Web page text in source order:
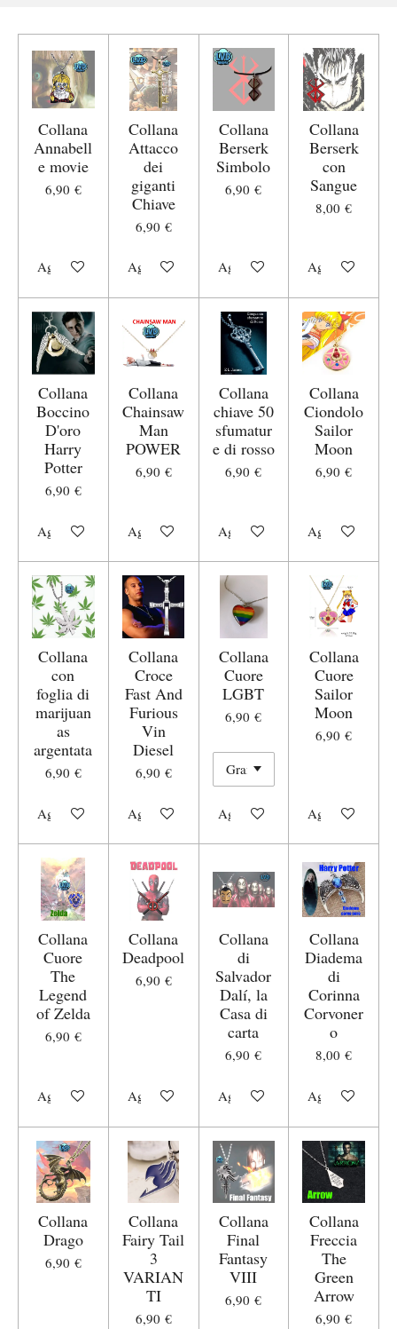
Collana
Annabell
e movie
6,90 €
Aggiungi al carrello
Collana
Attacco
dei
giganti
Chiave
6,90 €
Aggiungi al carrello
Collana
Berserk
Simbolo
6,90 €
Aggiungi al carrello
Collana
Berserk
con
Sangue
8,00 €
Aggiungi al
Collana
Boccino
D'oro
Harry
Potter
6,90 €
Aggiungi al carrello
Collana
Chainsaw
Man
POWER
6,90 €
Aggiungi al carrello
Collana
chiave 50
sfumatur
e di rosso
6,90 €
Aggiungi al carrello
Collana
Ciondolo
Sailor
Moon
6,90 €
Aggiungi al
Collana
con
foglia di
marijuan
as
argentata
6,90 €
Aggiungi al carrello
Collana
Croce
Fast And
Furious
Vin
Diesel
6,90 €
Aggiungi al carrello
Collana
Cuore
LGBT
6,90 €
Aggiungi al carrello
Collana
Cuore
Sailor
Moon
6,90 €
Aggiungi al
Collana
Cuore
The
Legend
of Zelda
6,90 €
Aggiungi al carrello
Collana
Deadpool
6,90 €
Aggiungi al carrello
Collana
di
Salvador
Dalí, la
Casa di
carta
6,90 €
Aggiungi al carrello
Collana
Diadema
di
Corinna
Corvoner
o
8,00 €
Aggiungi al
Collana
Drago
6,90 €
Collana
Fairy Tail
3
VARIAN
TI
6,90 €
Collana
Final
Fantasy
VIII
6,90 €
Collana
Freccia
The
Green
Arrow
6,90 €